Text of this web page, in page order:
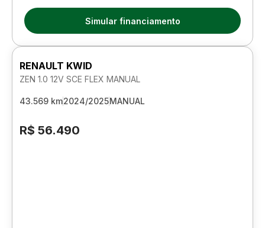
Simular financiamento
RENAULT KWID
ZEN 1.0 12V SCE FLEX MANUAL
43.569 km2024/2025MANUAL
R$ 56.490